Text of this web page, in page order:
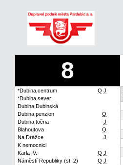
8
*Dubina,centrum Q J
*Dubina,sever
Dubina,Dubinská
Dubina,penzion
Q
Dubina,točna
J
Blahoutova
Q
Na Drážce
J
K nemocnici
Karla IV.
Q J
Náměstí Republiky (st. 2)
Q J